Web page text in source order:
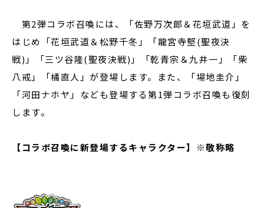
第2弾コラボ召喚には、「佐野万次郎＆花垣武道」を
はじめ「花垣武道＆松野千冬」「龍宮寺堅(聖夜決
戦)」「三ツ谷隆(聖夜決戦)」「乾青宗＆九井一」「柴
八戒」「橘直人」が登場します。また、「場地圭介」
「河田ナホヤ」なども登場する第1弾コラボ召喚も復刻
します。
【コラボ召喚に新登場するキャラクター】※敬称略